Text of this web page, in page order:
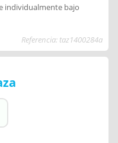
individualmente bajo
Referencia: taz1400284a